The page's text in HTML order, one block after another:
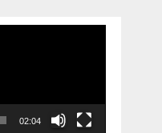
02:04